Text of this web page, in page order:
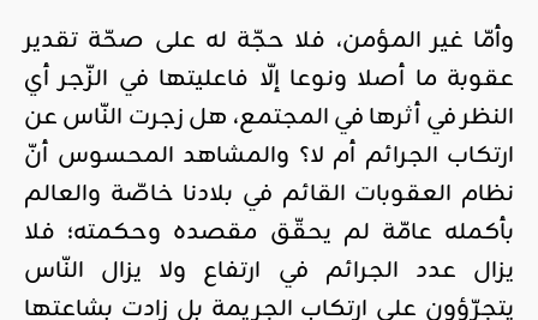
وأمّا غير المؤمن، فلا حجّة له على صحّة تقدير
عقوبة ما أصلا ونوعا إلّا فاعليتها في الزّجر أي
النظر في أثرها في المجتمع، هل زجرت النّاس عن
ارتكاب الجرائم أم لا؟ والمشاهد المحسوس أنّ
نظام العقوبات القائم في بلادنا خاصّة والعالم
بأكمله عامّة لم يحقّق مقصده وحكمته؛ فلا
يزال عدد الجرائم في ارتفاع ولا يزال النّاس
يتجرّؤون على ارتكاب الجريمة بل زادت بشاعتها